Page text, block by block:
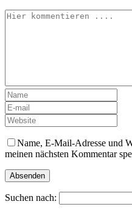
Name, E-Mail-Adresse und
meinen nächsten Kommentar
Suchen nach: